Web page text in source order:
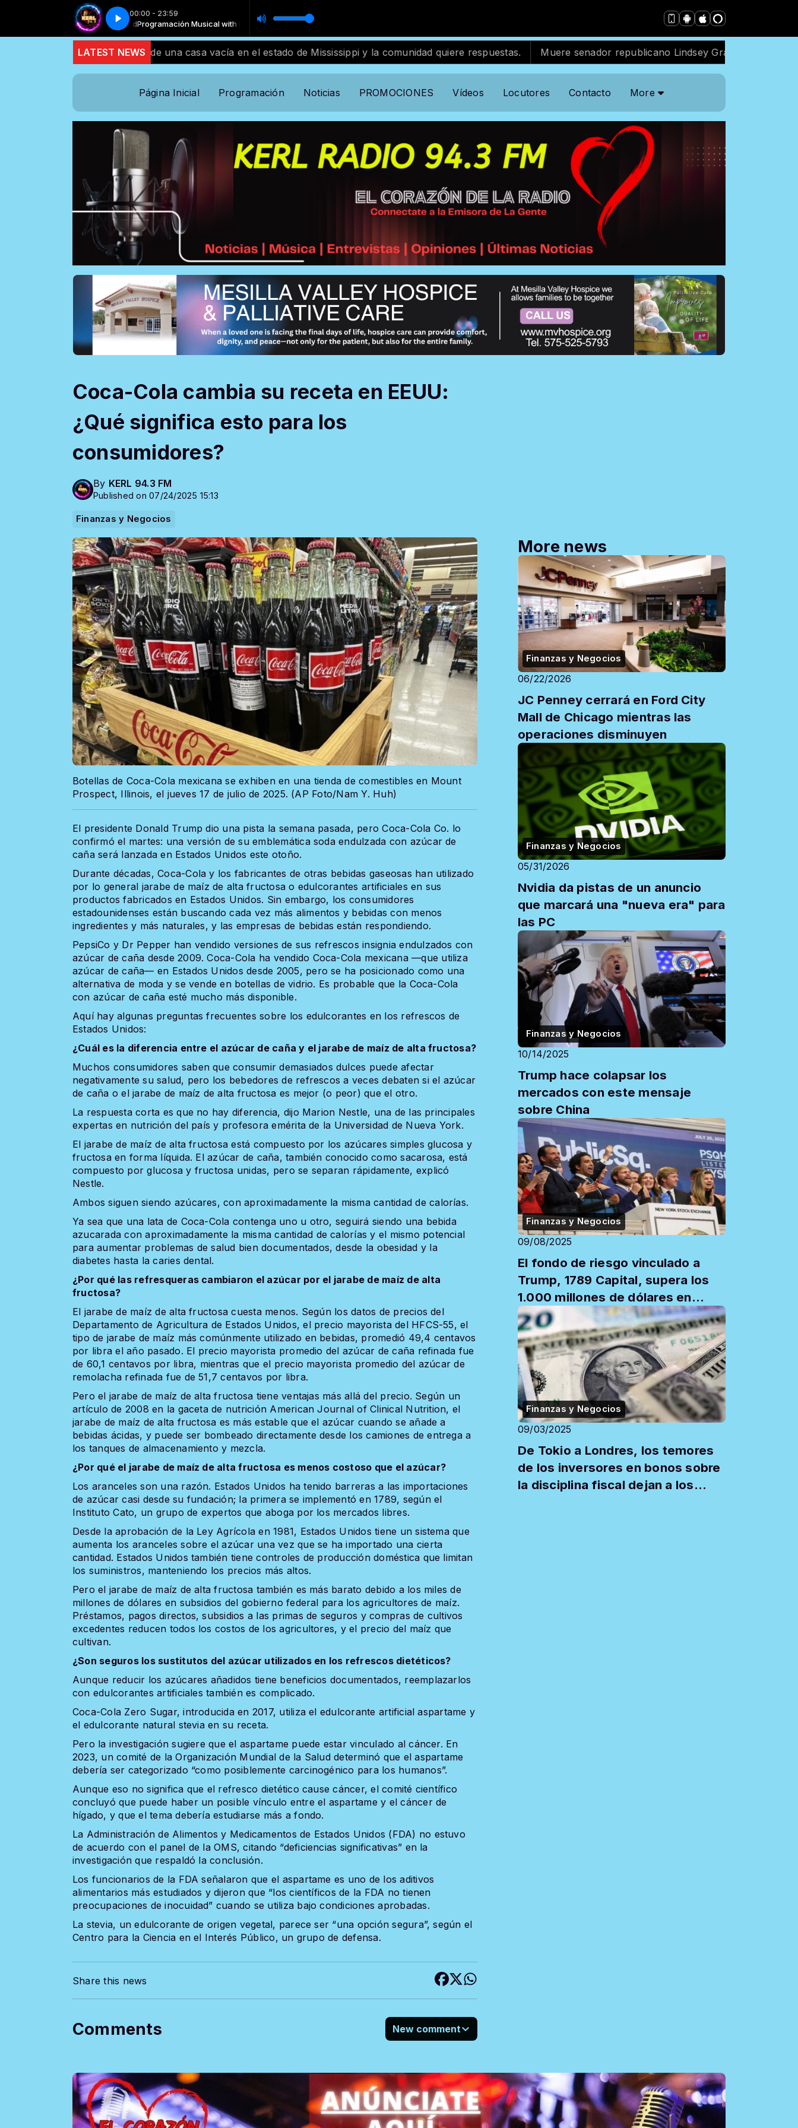
00:00 - 23:59
with Locutor standardProgramación Musical with Locutor standard
y Mucho AmorEL MEJOR MIX DE BACHATA x CUMBIA 2026 _ Ritmo, Sentimiento y Mucho Amor
LATEST NEWS
un árbol detrás de una casa vacía en el estado de Mississippi y la comunidad quiere respuestas. Muere senador republicano Lindsey Graham, estrecho aliado de
Página Inicial Programación Noticias PROMOCIONES Vídeos Locutores Contacto More
Coca-Cola cambia su receta en EEUU:
¿Qué significa esto para los
consumidores?
By KERL 94.3 FM
Published on 07/24/2025 15:13
Finanzas y Negocios
Botellas de Coca-Cola mexicana se exhiben en una tienda de comestibles en Mount
Prospect, Illinois, el jueves 17 de julio de 2025. (AP Foto/Nam Y. Huh)
El presidente Donald Trump dio una pista la semana pasada, pero Coca-Cola Co. lo
confirmó el martes: una versión de su emblemática soda endulzada con azúcar de
caña será lanzada en Estados Unidos este otoño.
Durante décadas, Coca-Cola y los fabricantes de otras bebidas gaseosas han utilizado
por lo general jarabe de maíz de alta fructosa o edulcorantes artificiales en sus
productos fabricados en Estados Unidos. Sin embargo, los consumidores
estadounidenses están buscando cada vez más alimentos y bebidas con menos
ingredientes y más naturales, y las empresas de bebidas están respondiendo.
PepsiCo y Dr Pepper han vendido versiones de sus refrescos insignia endulzados con
azúcar de caña desde 2009. Coca-Cola ha vendido Coca-Cola mexicana —que utiliza
azúcar de caña— en Estados Unidos desde 2005, pero se ha posicionado como una
alternativa de moda y se vende en botellas de vidrio. Es probable que la Coca-Cola
con azúcar de caña esté mucho más disponible.
Aquí hay algunas preguntas frecuentes sobre los edulcorantes en los refrescos de
Estados Unidos:
¿Cuál es la diferencia entre el azúcar de caña y el jarabe de maíz de alta fructosa?
Muchos consumidores saben que consumir demasiados dulces puede afectar
negativamente su salud, pero los bebedores de refrescos a veces debaten si el azúcar
de caña o el jarabe de maíz de alta fructosa es mejor (o peor) que el otro.
La respuesta corta es que no hay diferencia, dijo Marion Nestle, una de las principales
expertas en nutrición del país y profesora emérita de la Universidad de Nueva York.
El jarabe de maíz de alta fructosa está compuesto por los azúcares simples glucosa y
fructosa en forma líquida. El azúcar de caña, también conocido como sacarosa, está
compuesto por glucosa y fructosa unidas, pero se separan rápidamente, explicó
Nestle.
Ambos siguen siendo azúcares, con aproximadamente la misma cantidad de calorías.
Ya sea que una lata de Coca-Cola contenga uno u otro, seguirá siendo una bebida
azucarada con aproximadamente la misma cantidad de calorías y el mismo potencial
para aumentar problemas de salud bien documentados, desde la obesidad y la
diabetes hasta la caries dental.
¿Por qué las refresqueras cambiaron el azúcar por el jarabe de maíz de alta
fructosa?
El jarabe de maíz de alta fructosa cuesta menos. Según los datos de precios del
Departamento de Agricultura de Estados Unidos, el precio mayorista del HFCS-55, el
tipo de jarabe de maíz más comúnmente utilizado en bebidas, promedió 49,4 centavos
por libra el año pasado. El precio mayorista promedio del azúcar de caña refinada fue
de 60,1 centavos por libra, mientras que el precio mayorista promedio del azúcar de
remolacha refinada fue de 51,7 centavos por libra.
Pero el jarabe de maíz de alta fructosa tiene ventajas más allá del precio. Según un
artículo de 2008 en la gaceta de nutrición American Journal of Clinical Nutrition, el
jarabe de maíz de alta fructosa es más estable que el azúcar cuando se añade a
bebidas ácidas, y puede ser bombeado directamente desde los camiones de entrega a
los tanques de almacenamiento y mezcla.
¿Por qué el jarabe de maíz de alta fructosa es menos costoso que el azúcar?
Los aranceles son una razón. Estados Unidos ha tenido barreras a las importaciones
de azúcar casi desde su fundación; la primera se implementó en 1789, según el
Instituto Cato, un grupo de expertos que aboga por los mercados libres.
Desde la aprobación de la Ley Agrícola en 1981, Estados Unidos tiene un sistema que
aumenta los aranceles sobre el azúcar una vez que se ha importado una cierta
cantidad. Estados Unidos también tiene controles de producción doméstica que limitan
los suministros, manteniendo los precios más altos.
Pero el jarabe de maíz de alta fructosa también es más barato debido a los miles de
millones de dólares en subsidios del gobierno federal para los agricultores de maíz.
Préstamos, pagos directos, subsidios a las primas de seguros y compras de cultivos
excedentes reducen todos los costos de los agricultores, y el precio del maíz que
cultivan.
¿Son seguros los sustitutos del azúcar utilizados en los refrescos dietéticos?
Aunque reducir los azúcares añadidos tiene beneficios documentados, reemplazarlos
con edulcorantes artificiales también es complicado.
Coca-Cola Zero Sugar, introducida en 2017, utiliza el edulcorante artificial aspartame y
el edulcorante natural stevia en su receta.
Pero la investigación sugiere que el aspartame puede estar vinculado al cáncer. En
2023, un comité de la Organización Mundial de la Salud determinó que el aspartame
debería ser categorizado “como posiblemente carcinogénico para los humanos”.
Aunque eso no significa que el refresco dietético cause cáncer, el comité científico
concluyó que puede haber un posible vínculo entre el aspartame y el cáncer de
hígado, y que el tema debería estudiarse más a fondo.
La Administración de Alimentos y Medicamentos de Estados Unidos (FDA) no estuvo
de acuerdo con el panel de la OMS, citando “deficiencias significativas” en la
investigación que respaldó la conclusión.
Los funcionarios de la FDA señalaron que el aspartame es uno de los aditivos
alimentarios más estudiados y dijeron que “los científicos de la FDA no tienen
preocupaciones de inocuidad” cuando se utiliza bajo condiciones aprobadas.
La stevia, un edulcorante de origen vegetal, parece ser “una opción segura”, según el
Centro para la Ciencia en el Interés Público, un grupo de defensa.
Share this news
Comments New comment
More news
Finanzas y Negocios
06/22/2026
JC Penney cerrará en Ford City
Mall de Chicago mientras las
operaciones disminuyen
Finanzas y Negocios
05/31/2026
Nvidia da pistas de un anuncio
que marcará una "nueva era" para
las PC
Finanzas y Negocios
10/14/2025
Trump hace colapsar los
mercados con este mensaje
sobre China
Finanzas y Negocios
09/08/2025
El fondo de riesgo vinculado a
Trump, 1789 Capital, supera los
1.000 millones de dólares en
activos
Finanzas y Negocios
09/03/2025
De Tokio a Londres, los temores
de los inversores en bonos sobre
la disciplina fiscal dejan a los